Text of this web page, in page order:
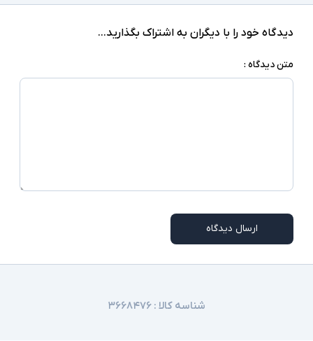
دیدگاه خود را با دیگران به اشتراک بگذارید...
متن دیدگاه :
ارسال دیدگاه
شناسه کالا :۳۶۶۸۴۷۶